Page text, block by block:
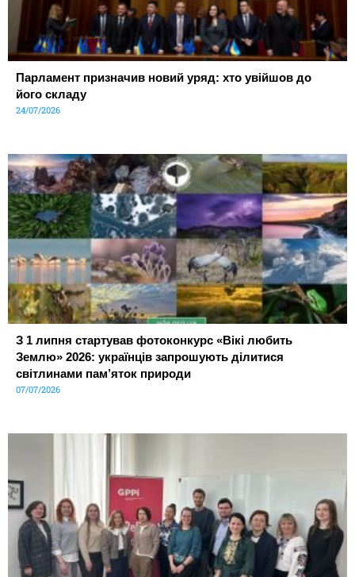
Парламент призначив новий уряд: хто увійшов до
його складу
24/07/2026
З 1 липня стартував фотоконкурс «Вікі любить
Землю» 2026: українців запрошують ділитися
світлинами пам’яток природи
07/07/2026